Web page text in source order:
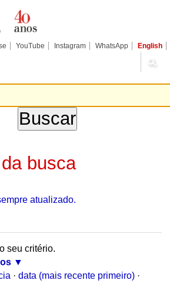
YouTube Instagram WhatsApp English
busca
atualizado.
seu critério.
· data (mais recente primeiro) ·